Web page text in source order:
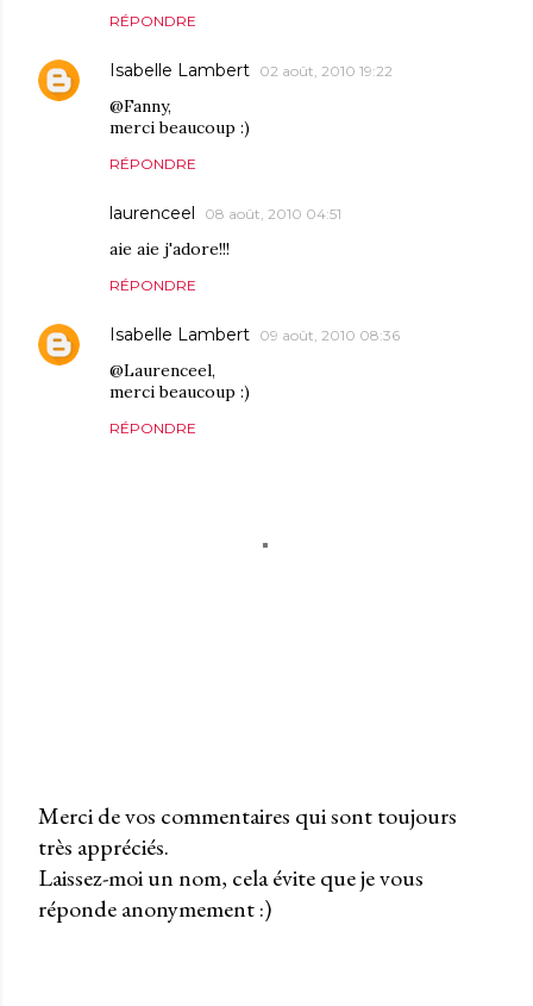
RÉPONDRE
Isabelle Lambert 02 août, 2010 19:22
@Fanny,
merci beaucoup :)
RÉPONDRE
laurenceel 08 août, 2010 04:51
aie aie j'adore!!!
RÉPONDRE
Isabelle Lambert 09 août, 2010 08:36
@Laurenceel,
merci beaucoup :)
RÉPONDRE
P
u
b
Merci de vos commentaires qui sont toujours
très appréciés.
Laissez-moi un nom, cela évite que je vous
réponde anonymement :)